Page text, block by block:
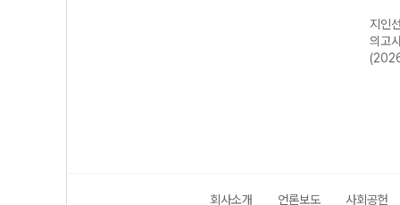
지인
의고
회사소개 언론보도 사회공헌